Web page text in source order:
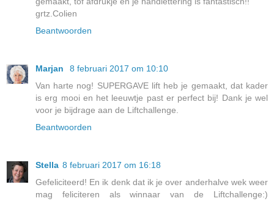
grtz.Colien
Beantwoorden
Marjan
8 februari 2017 om 10:10
Van harte nog! SUPERGAVE lift heb je gemaakt, dat kader
is erg mooi en het leeuwtje past er perfect bij! Dank je wel
voor je bijdrage aan de Liftchallenge.
Beantwoorden
Stella 8 februari 2017 om 16:18
Gefeliciteerd! En ik denk dat ik je over anderhalve wek weer
mag feliciteren als winnaar van de Liftchallenge:)